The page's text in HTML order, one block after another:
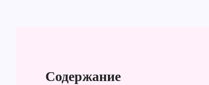
Содержание